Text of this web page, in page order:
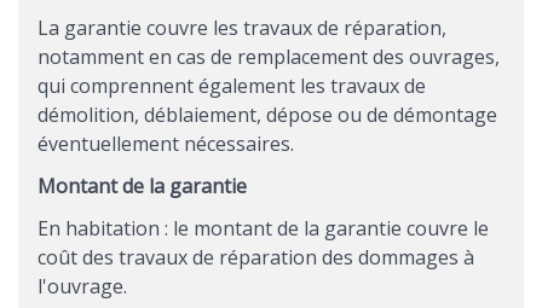
La garantie couvre les travaux de réparation,
notamment en cas de remplacement des ouvrages,
qui comprennent également les travaux de
démolition, déblaiement, dépose ou de démontage
éventuellement nécessaires.
Montant de la garantie
En habitation : le montant de la garantie couvre le
coût des travaux de réparation des dommages à
l'ouvrage.